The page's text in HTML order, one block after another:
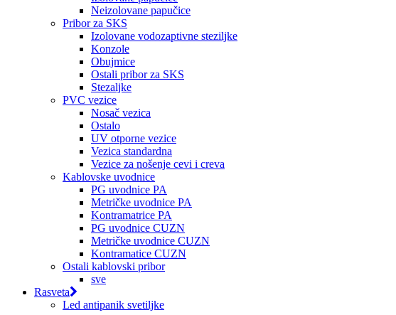
Neizolovane papučice
Pribor za SKS
Izolovane vodozaptivne steziljke
Konzole
Obujmice
Ostali pribor za SKS
Stezaljke
PVC vezice
Nosač vezica
Ostalo
UV otporne vezice
Vezica standardna
Vezice za nošenje cevi i creva
Kablovske uvodnice
PG uvodnice PA
Metričke uvodnice PA
Kontramatrice PA
PG uvodnice CUZN
Metričke uvodnice CUZN
Kontramatice CUZN
Ostali kablovski pribor
sve
Rasveta
Led antipanik svetiljke